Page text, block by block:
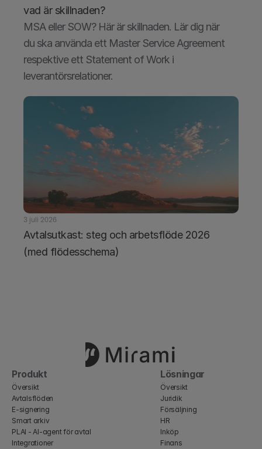
vad är skillnaden?
MSA eller SOW? Här är skillnaden. Lär dig när
du ska använda ett Master Service Agreement
respektive ett Statement of Work i
leverantörsrelationer.
3 juli 2026
Avtalsutkast: steg och arbetsflöde 2026
(med flödesschema)
Produkt
Översikt
Avtalsflöden
E-signering
Smart arkiv
PLAI - AI-agent för avtal
Integrationer
Lösningar
Översikt
Juridik
Försäljning
HR
Inköp
Finans